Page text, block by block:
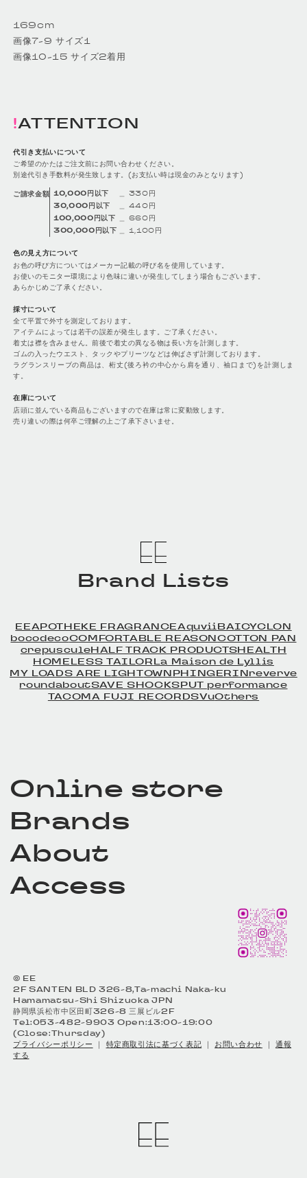
169cm
画像7-9 サイズ1
画像10-15 サイズ2着用
ATTENTION
代引き支払いについて
ご希望のかたはご注文前にお問い合わせください。
別途代引き手数料が発生致します。(お支払い時は現金のみとなります)
ご請求金額 10,000円以下
＿ 330円
30,000円以下
＿ 440円
100,000円以下
＿ 660円
300,000円以下
＿ 1,100円
色の見え方について
お色の呼び方についてはメーカー記載の呼び名を使用しています。
お使いのモニター環境により色味に違いが発生してしまう場合もございます。
あらかじめご了承ください。
採寸について
全て平置で外寸を測定しております。
アイテムによっては若干の誤差が発生します。ご了承ください。
着丈は襟を含みません。前後で着丈の異なる物は長い方を計測します。
ゴムの入ったウエスト、タックやプリーツなどは伸ばさず計測しております。
ラグランスリーブの商品は、桁丈(後ろ衿の中心から肩を通り、袖口まで)を計測しま
す。
在庫について
店頭に並んでいる商品もございますので在庫は常に変動致します。
売り違いの際は何卒ご理解の上ご了承下さいませ。
Brand Lists
EEAPOTHEKE FRAGRANCEAquviiBAICYCLON
bocodecoCOMFORTABLE REASONCOTTON PAN
crepusculeHALF TRACK PRODUCTSHEALTH
HOMELESS TAILORLa Maison de Lyllis
MY LOADS ARE LIGHTOWNPHINGERINreverve
roundaboutSAVE SHOCKSPUT performance
TACOMA FUJI RECORDSVuOthers
Online store
Brands
About
Access
© EE
2F SANTEN BLD 326-8,Ta-machi Naka-ku
Hamamatsu-Shi Shizuoka JPN
静岡県浜松市中区田町326-8 三展ビル2F
Tel:053-482-9903 Open:13:00-19:00
(Close:Thursday)
プライバシーポリシー ｜ 特定商取引法に基づく表記 ｜ お問い合わせ ｜ 通報
する